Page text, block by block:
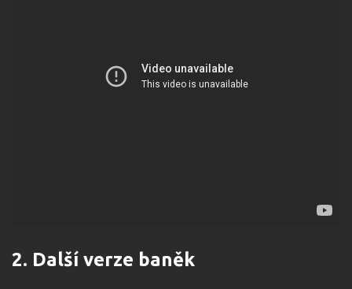
2. Další verze baněk